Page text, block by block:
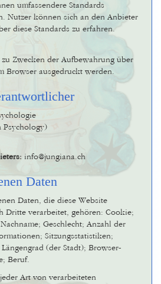
umfassendere Standards
Nutzer können sich an den Anbieter
diese Standards zu erfahren.
Zwecken der Aufbewahrung über
Browser ausgedruckt werden.
Psychology)
info@jungiana.ch
Daten
Daten, die diese Website
Dritte verarbeitet, gehören: Cookie;
Geschlecht; Anzahl der
Sitzungsstatistiken;
(der Stadt); Browser-
Beruf.
Art von verarbeiteten